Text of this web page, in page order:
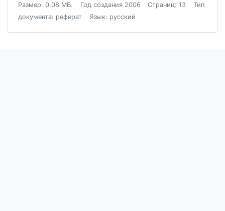
Размер: 0.08 МБ. Год создания 2006 Страниц: 13
Тип
документа: реферат
Язык: русский